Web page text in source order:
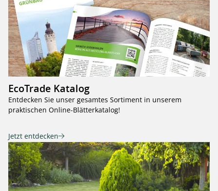
EcoTrade Katalog
Entdecken Sie unser gesamtes Sortiment in unserem
praktischen Online-Blätterkatalog!
Jetzt entdecken